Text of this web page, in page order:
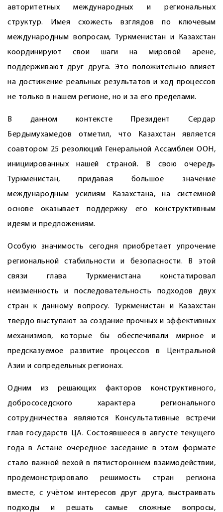
авторитетных международных и региональных
структур. Имея схожесть взглядов по ключевым
международным вопросам, Туркменистан и Казахстан
координируют свои шаги на мировой арене,
поддерживают друг друга. Это положительно влияет
на достижение реальных результатов и ход процессов
не только в нашем регионе, но и за его пределами.
В данном контексте Президент Сердар
Бердымухамедов отметил, что Казахстан является
соавтором 25 резолюций Генеральной Ассамблеи ООН,
инициированных нашей страной. В свою очередь
Туркменистан, придавая большое значение
международным усилиям Казахстана, на системной
основе оказывает поддержку его конструктивным
идеям и предложениям.
Особую значимость сегодня приобретает упрочение
региональной стабильности и безопасности. В этой
связи глава Туркменистана констатировал
неизменность и последовательность подходов двух
стран к данному вопросу. Туркменистан и Казахстан
твёрдо выступают за создание прочных и эффективных
механизмов, которые бы обеспечивали мирное и
предсказуемое развитие процессов в Центральной
Азии и сопредельных регионах.
Одним из решающих факторов конструктивного,
добрососедского характера регионального
сотрудничества являются Консультативные встречи
глав государств ЦА. Состоявшееся в августе текущего
года в Астане очередное заседание в этом формате
стало важной вехой в пятистороннем взаимодействии,
продемонстрировало решимость стран региона
вместе, с учётом интересов друг друга, выстраивать
подходы и решать самые сложные вопросы,